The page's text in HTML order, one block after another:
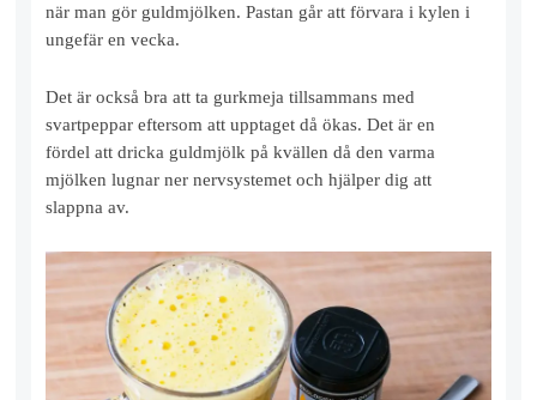
när man gör guldmjölken. Pastan går att förvara i kylen i
ungefär en vecka.
Det är också bra att ta gurkmeja tillsammans med
svartpeppar eftersom att upptaget då ökas. Det är en
fördel att dricka guldmjölk på kvällen då den varma
mjölken lugnar ner nervsystemet och hjälper dig att
slappna av.